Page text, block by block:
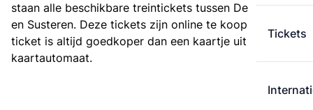
Tickets
staan alle beschikbare treintickets tussen Den Dolder
en Susteren. Deze tickets zijn online te koop. Een e-
ticket is altijd goedkoper dan een kaartje uit de
kaartautomaat.